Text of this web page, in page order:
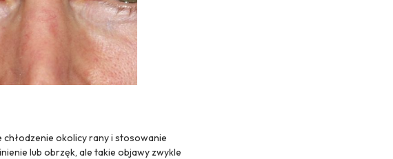
okolicy rany i stosowanie
lub obrzęk, ale takie objawy zwykle